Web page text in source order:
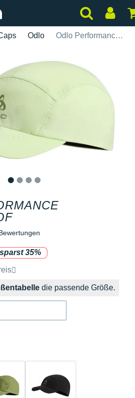
Odlo Odlo Performance Waterproof
35%
der Marke
die passende Größe.